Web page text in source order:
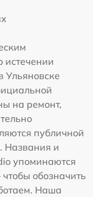
истечении
Ульяновске
на ремонт,
публичной
Названия и
упоминаются
обозначить
Наша